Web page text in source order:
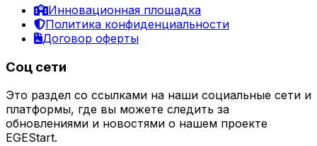
Инновационная площадка
Политика конфиденциальности
Договор оферты
Соц сети
Это раздел со ссылками на наши социальные сети и
платформы, где вы можете следить за
обновлениями и новостями о нашем проекте
EGEStart.